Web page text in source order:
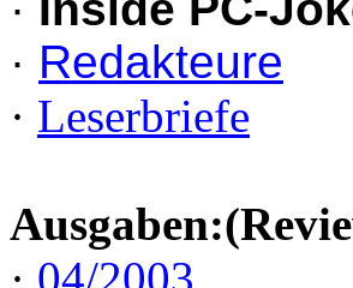
· Redakteure
· Leserbriefe